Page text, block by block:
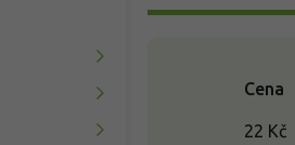
Cena
22 Kč